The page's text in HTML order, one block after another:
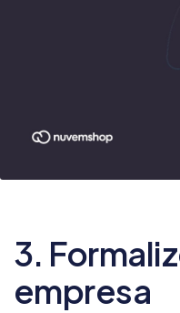
3.
empresa